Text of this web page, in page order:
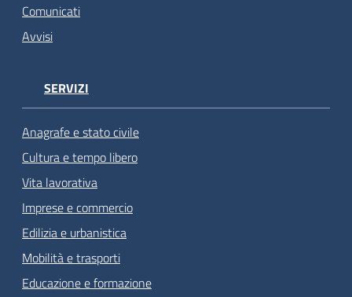
Comunicati
Avvisi
SERVIZI
Anagrafe e stato civile
Cultura e tempo libero
Vita lavorativa
Imprese e commercio
Edilizia e urbanistica
Mobilità e trasporti
Educazione e formazione